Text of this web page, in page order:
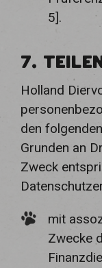
5].
7.
Holland
den
Grunden an
Zweck
mit
Zwecke